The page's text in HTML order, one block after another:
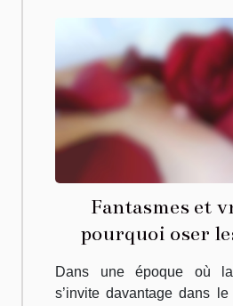
Fantasmes et
pourquoi oser
change la donne
Dans une époque où
s’invite davantage dans